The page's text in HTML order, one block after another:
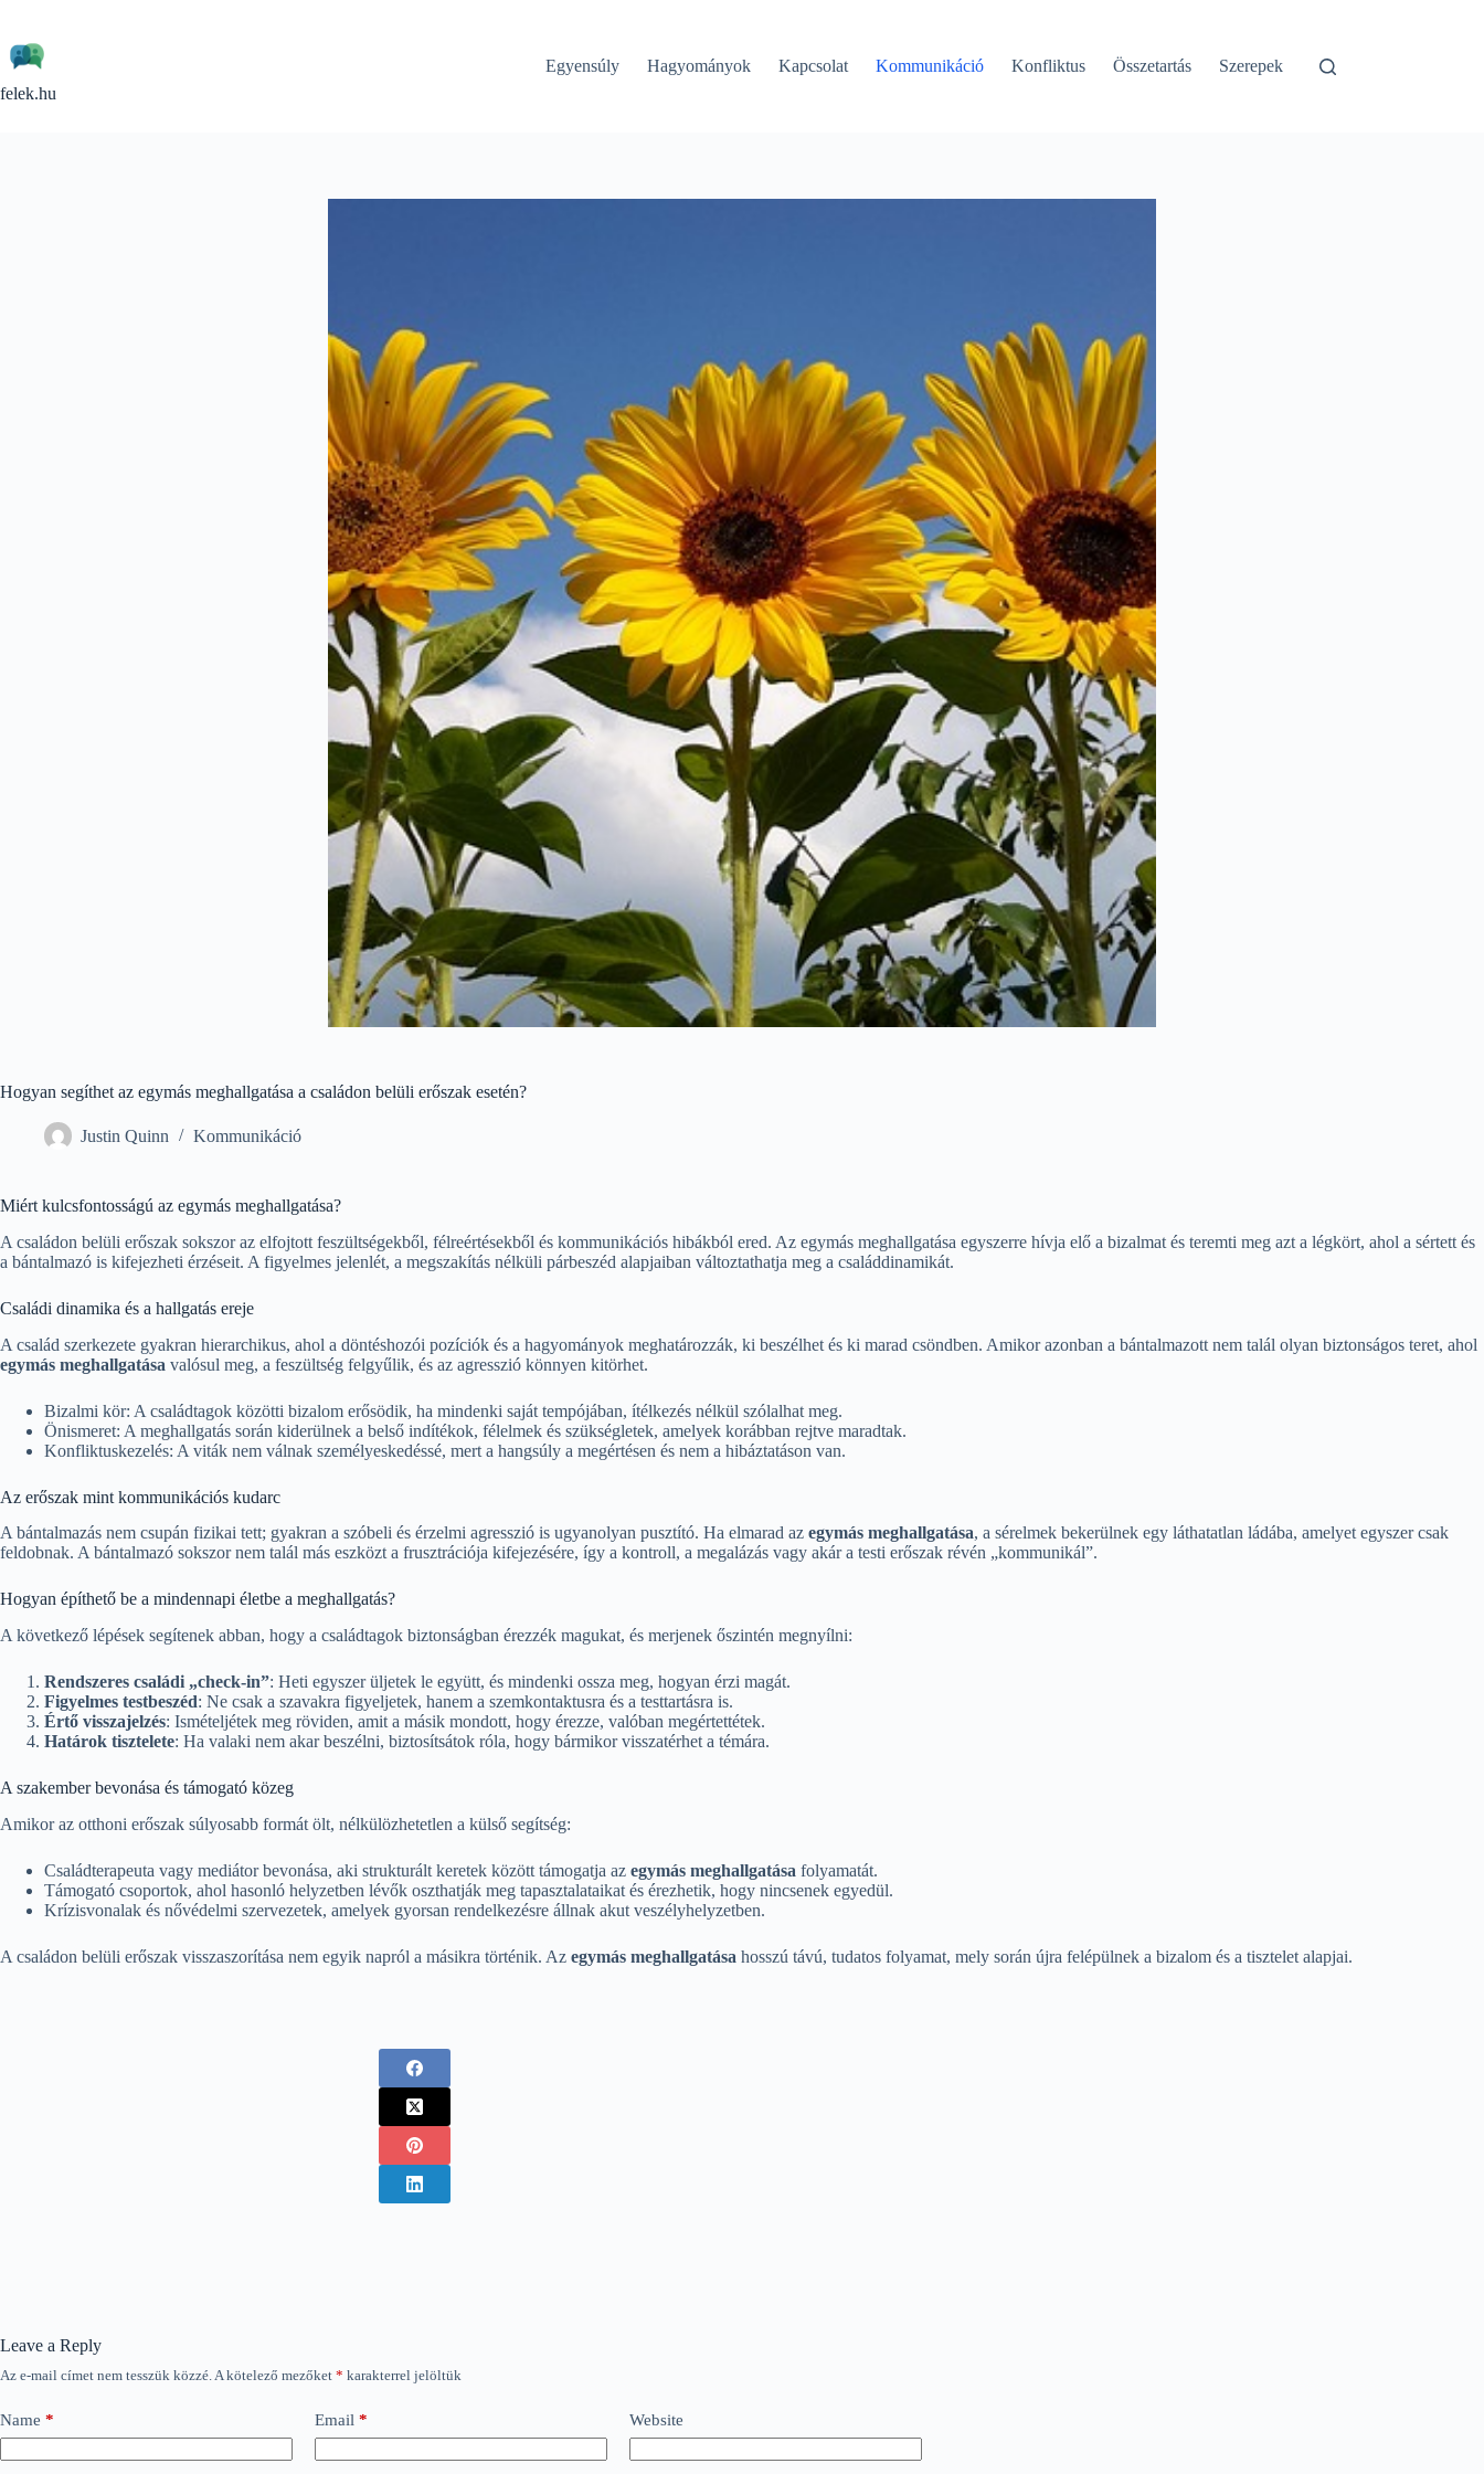
content
felek.hu
Egyensúly Hagyományok Kapcsolat Kommunikáció Konfliktus Összetartás Szerepek
Hogyan segíthet az egymás meghallgatása a családon belüli erőszak esetén?
Justin Quinn Kommunikáció
Miért kulcsfontosságú az egymás meghallgatása?
A családon belüli erőszak sokszor az elfojtott feszültségekből, félreértésekből és kommunikációs hibákból ered. Az egymás meghallgatása egyszerre hívja elő a bizalmat és teremti meg azt a légkört, ahol a sértett és
a bántalmazó is kifejezheti érzéseit. A figyelmes jelenlét, a megszakítás nélküli párbeszéd alapjaiban változtathatja meg a családdinamikát.
Családi dinamika és a hallgatás ereje
A család szerkezete gyakran hierarchikus, ahol a döntéshozói pozíciók és a hagyományok meghatározzák, ki beszélhet és ki marad csöndben. Amikor azonban a bántalmazott nem talál olyan biztonságos teret, ahol
egymás meghallgatása valósul meg, a feszültség felgyűlik, és az agresszió könnyen kitörhet.
Bizalmi kör: A családtagok közötti bizalom erősödik, ha mindenki saját tempójában, ítélkezés nélkül szólalhat meg.
Önismeret: A meghallgatás során kiderülnek a belső indítékok, félelmek és szükségletek, amelyek korábban rejtve maradtak.
Konfliktuskezelés: A viták nem válnak személyeskedéssé, mert a hangsúly a megértésen és nem a hibáztatáson van.
Az erőszak mint kommunikációs kudarc
A bántalmazás nem csupán fizikai tett; gyakran a szóbeli és érzelmi agresszió is ugyanolyan pusztító. Ha elmarad az egymás meghallgatása, a sérelmek bekerülnek egy láthatatlan ládába, amelyet egyszer csak
feldobnak. A bántalmazó sokszor nem talál más eszközt a frusztrációja kifejezésére, így a kontroll, a megalázás vagy akár a testi erőszak révén „kommunikál”.
Hogyan építhető be a mindennapi életbe a meghallgatás?
A következő lépések segítenek abban, hogy a családtagok biztonságban érezzék magukat, és merjenek őszintén megnyílni:
Rendszeres családi „check-in”: Heti egyszer üljetek le együtt, és mindenki ossza meg, hogyan érzi magát.
Figyelmes testbeszéd: Ne csak a szavakra figyeljetek, hanem a szemkontaktusra és a testtartásra is.
Értő visszajelzés: Ismételjétek meg röviden, amit a másik mondott, hogy érezze, valóban megértettétek.
Határok tisztelete: Ha valaki nem akar beszélni, biztosítsátok róla, hogy bármikor visszatérhet a témára.
A szakember bevonása és támogató közeg
Amikor az otthoni erőszak súlyosabb formát ölt, nélkülözhetetlen a külső segítség:
Családterapeuta vagy mediátor bevonása, aki strukturált keretek között támogatja az egymás meghallgatása folyamatát.
Támogató csoportok, ahol hasonló helyzetben lévők oszthatják meg tapasztalataikat és érezhetik, hogy nincsenek egyedül.
Krízisvonalak és nővédelmi szervezetek, amelyek gyorsan rendelkezésre állnak akut veszélyhelyzetben.
A családon belüli erőszak visszaszorítása nem egyik napról a másikra történik. Az egymás meghallgatása hosszú távú, tudatos folyamat, mely során újra felépülnek a bizalom és a tisztelet alapjai.
Leave a Reply
Az e-mail címet nem tesszük közzé. A kötelező mezőket * karakterrel jelöltük
Name * Email * Website